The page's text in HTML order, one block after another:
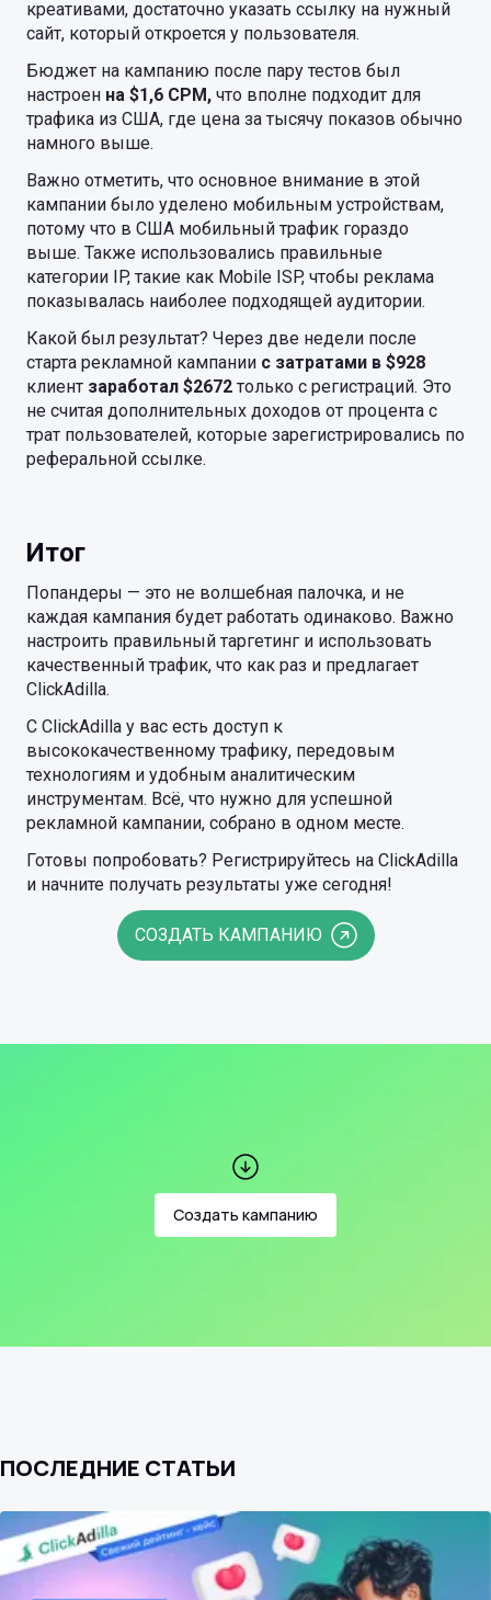
креативами, достаточно указать ссылку на нужный
сайт, который откроется у пользователя.
Бюджет на кампанию после пару тестов был
настроен на $1,6 CPM, что вполне подходит для
трафика из США, где цена за тысячу показов обычно
намного выше.
Важно отметить, что основное внимание в этой
кампании было уделено мобильным устройствам,
потому что в США мобильный трафик гораздо
выше. Также использовались правильные
категории IP, такие как Mobile ISP, чтобы реклама
показывалась наиболее подходящей аудитории.
Какой был результат? Через две недели после
старта рекламной кампании с затратами в $928
клиент заработал $2672 только с регистраций. Это
не считая дополнительных доходов от процента с
трат пользователей, которые зарегистрировались по
реферальной ссылке.
Итог
Попандеры — это не волшебная палочка, и не
каждая кампания будет работать одинаково. Важно
настроить правильный таргетинг и использовать
качественный трафик, что как раз и предлагает
ClickAdilla.
С ClickAdilla у вас есть доступ к
высококачественному трафику, передовым
технологиям и удобным аналитическим
инструментам. Всё, что нужно для успешной
рекламной кампании, собрано в одном месте.
Готовы попробовать? Регистрируйтесь на ClickAdilla
и начните получать результаты уже сегодня!
СОЗДАТЬ КАМПАНИЮ
Создать кампанию
ПОСЛЕДНИЕ СТАТЬИ